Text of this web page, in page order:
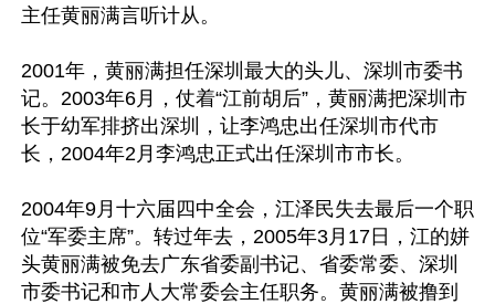
主任黄丽满言听计从。
2001年，黄丽满担任深圳最大的头儿、深圳市委书
记。2003年6月，仗着“江前胡后”，黄丽满把深圳市
长于幼军排挤出深圳，让李鸿忠出任深圳市代市
长，2004年2月李鸿忠正式出任深圳市市长。
2004年9月十六届四中全会，江泽民失去最后一个职
位“军委主席”。转过年去，2005年3月17日，江的姘
头黄丽满被免去广东省委副书记、省委常委、深圳
市委书记和市人大常委会主任职务。黄丽满被撸到